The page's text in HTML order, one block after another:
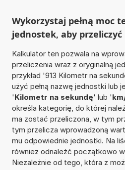
Wykorzystaj pełną moc
jednostek, aby
Kalkulator ten pozwala na
przeliczenia wraz z oryginalną
przykład '913 Kilometr na
użyć pełną nazwę jednostki lub
'Kilometr na sekundę' lub '
określa kategorię, do której
ma zostać przeliczona, w tym
tym przelicza wprowadzoną
mu odpowiednie jednostki. Na
również odnaleźć początkowo
Niezależnie od tego, która z